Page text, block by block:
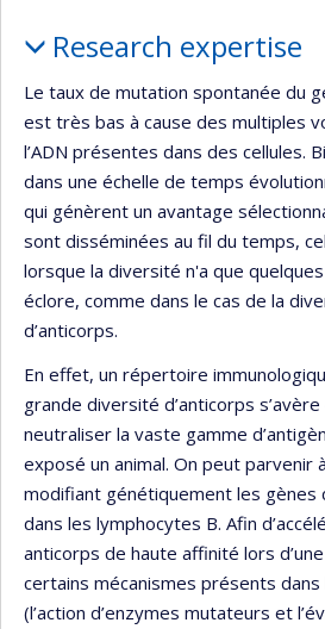
Research expertise
Le taux de mutation spontanée du
est très bas à cause des multiples
l’ADN présentes dans des cellules.
dans une échelle de temps
qui génèrent un avantage
sont disséminées au fil du temps,
lorsque la diversité n'a que
éclore, comme dans le cas de la
d’anticorps.
En effet, un répertoire
grande diversité d’anticorps
neutraliser la vaste gamme
exposé un animal. On peut parvenir
modifiant génétiquement les gènes
dans les lymphocytes B. Afin
anticorps de haute affinité lors
certains mécanismes présents
(l’action d’enzymes mutateurs et